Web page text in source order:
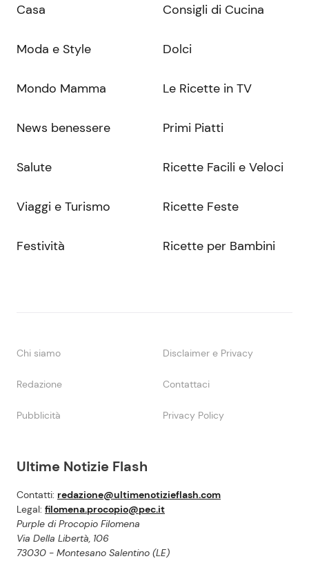
Ultime Notizie Flash
Contatti: redazione@ultimenotizieflash.com
Legal: filomena.procopio@pec.it
Purple di Procopio Filomena
Via Della Libertà, 106
73030 - Montesano Salentino (LE)
Casa
Moda e Style
Mondo Mamma
News benessere
Salute
Viaggi e Turismo
Festività
Consigli di Cucina
Dolci
Le Ricette in TV
Primi Piatti
Ricette Facili e Veloci
Ricette Feste
Ricette per Bambini
Chi siamo Disclaimer e Privacy
Redazione Contattaci
Pubblicità Privacy Policy